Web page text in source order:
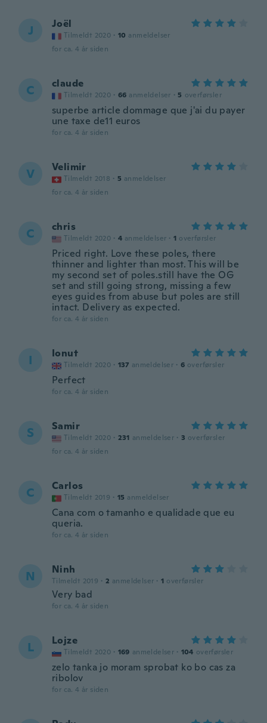
J Joël
Tilmeldt 2020 · 10 anmeldelser
for ca. 4 år siden
C claude
Tilmeldt 2020 · 66 anmeldelser · 5 overførsler
superbe article dommage que j'ai du payer
une taxe de11 euros
for ca. 4 år siden
V Velimir
Tilmeldt 2018 · 5 anmeldelser
for ca. 4 år siden
C chris
Tilmeldt 2020 · 4 anmeldelser · 1 overførsler
Priced right. Love these poles, there
thinner and lighter than most. This will be
my second set of poles.still have the OG
set and still going strong, missing a few
eyes guides from abuse but poles are still
intact. Delivery as expected.
for ca. 4 år siden
I Ionut
Tilmeldt 2020 · 137 anmeldelser · 6 overførsler
Perfect
for ca. 4 år siden
S Samir
Tilmeldt 2020 · 231 anmeldelser · 3 overførsler
for ca. 4 år siden
C Carlos
Tilmeldt 2019 · 15 anmeldelser
Cana com o tamanho e qualidade que eu
queria.
for ca. 4 år siden
N Ninh
Tilmeldt 2019 · 2 anmeldelser · 1 overførsler
Very bad
for ca. 4 år siden
L Lojze
Tilmeldt 2020 · 169 anmeldelser · 104 overførsler
zelo tanka jo moram sprobat ko bo cas za
ribolov
for ca. 4 år siden